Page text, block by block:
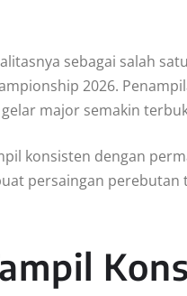
sebagai salah
2026.
major semakin
konsisten dengan
persaingan perebutan